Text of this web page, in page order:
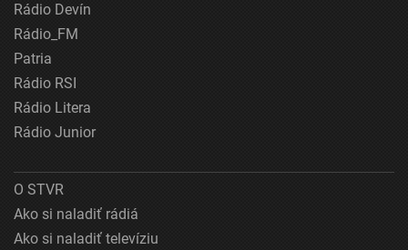
Rádio Devín
Rádio_FM
Patria
Rádio RSI
Rádio Litera
Rádio Junior
O STVR
Ako si naladiť rádiá
Ako si naladiť televíziu